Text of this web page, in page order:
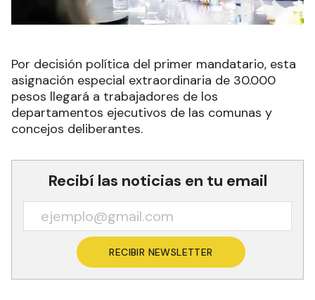
Por decisión política del primer mandatario, esta
asignación especial extraordinaria de 30.000
pesos llegará a trabajadores de los
departamentos ejecutivos de las comunas y
concejos deliberantes.
Recibí las noticias en tu email
RECIBIR NEWSLETTER